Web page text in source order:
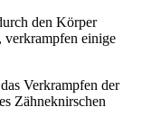
den Körper
verkrampfen einige
Verkrampfen der
Zähneknirschen